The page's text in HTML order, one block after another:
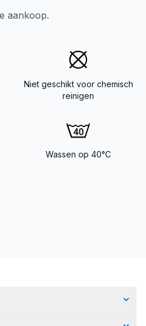
aankoop.
Niet geschikt voor chemisch
reinigen
Wassen op 40°C